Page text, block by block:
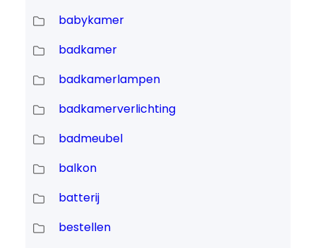
babykamer
badkamer
badkamerlampen
badkamerverlichting
badmeubel
balkon
batterij
bestellen